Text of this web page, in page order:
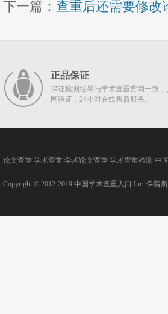
下一篇： 查重后还需要修改
正品保证
保证检测结果与学术查重官网一致，
网验证，24小时在线售后服务。
论文查重 学术查重 学术论文查重 学术查重检测 中
Copyright © 2012-2019 中国学术查重入口 Inc. 保留